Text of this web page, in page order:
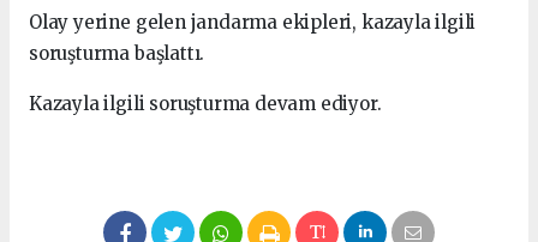
Olay yerine gelen jandarma ekipleri, kazayla ilgili
soruşturma başlattı.
Kazayla ilgili soruşturma devam ediyor.